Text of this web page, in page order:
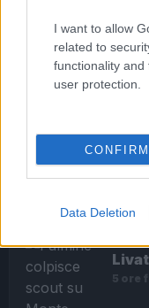
I want to allow
related to
functionality
user protection.
CONFIRM
Data Deletion
5 ore